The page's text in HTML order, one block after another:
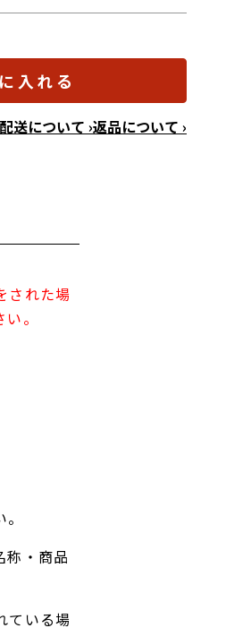
入れる
配送について ›返品について ›
された場
。
称・商品
ている場